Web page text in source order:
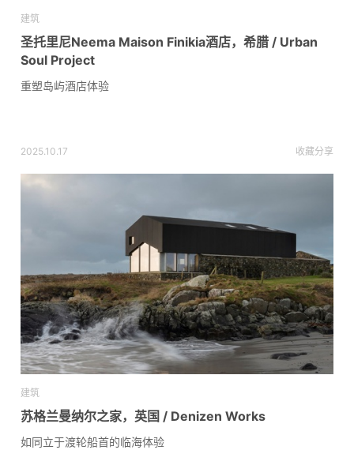
建筑
圣托里尼Neema Maison Finikia酒店，希腊 / Urban
Soul Project
重塑岛屿酒店体验
2025.10.17 收藏分享
建筑
苏格兰曼纳尔之家，英国 / Denizen Works
如同立于渡轮船首的临海体验